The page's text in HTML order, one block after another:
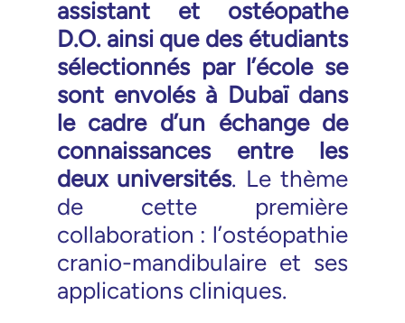
assistant et ostéopathe
D.O. ainsi que des étudiants
sélectionnés par l’école se
sont envolés à Dubaï dans
le cadre d’un échange de
connaissances entre les
deux universités. Le thème
de cette première
collaboration : l’ostéopathie
cranio-mandibulaire et ses
applications cliniques.